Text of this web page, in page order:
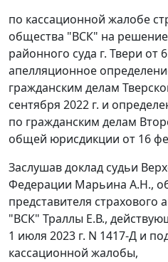
по кассационной жалобе
общества "ВСК" на
районного суда г. Твери от
апелляционное
гражданским делам
сентября 2022 г. и
по гражданским делам
общей юрисдикции от 16
Заслушав доклад судьи
Федерации Марьина А.Н.,
представителя
"ВСК" Траллы Е.В.,
1 июля 2023 г. N 1417-Д и
кассационной жалобы,